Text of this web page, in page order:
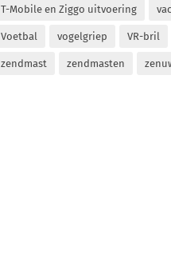
T-Mobile en Ziggo uitvoering
Voetbal vogelgriep VR-bril
zendmast zendmasten